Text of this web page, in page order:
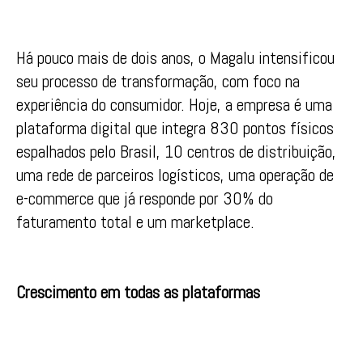
Há pouco mais de dois anos, o Magalu intensificou
seu processo de transformação, com foco na
experiência do consumidor. Hoje, a empresa é uma
plataforma digital que integra 830 pontos físicos
espalhados pelo Brasil, 10 centros de distribuição,
uma rede de parceiros logísticos, uma operação de
e-commerce que já responde por 30% do
faturamento total e um marketplace.
Crescimento em todas as plataformas